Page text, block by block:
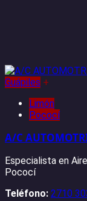
Guápiles +
Limón
Pococí
A/C
Especialista en
Pococí
Teléfono: 2710